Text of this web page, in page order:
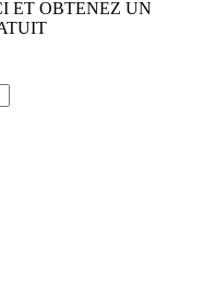
ET OBTENEZ UN